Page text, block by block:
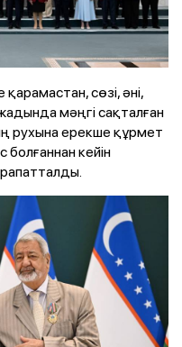
сөзі, әні,
мәңгі сақталған
рухына ерекше құрмет
кейін